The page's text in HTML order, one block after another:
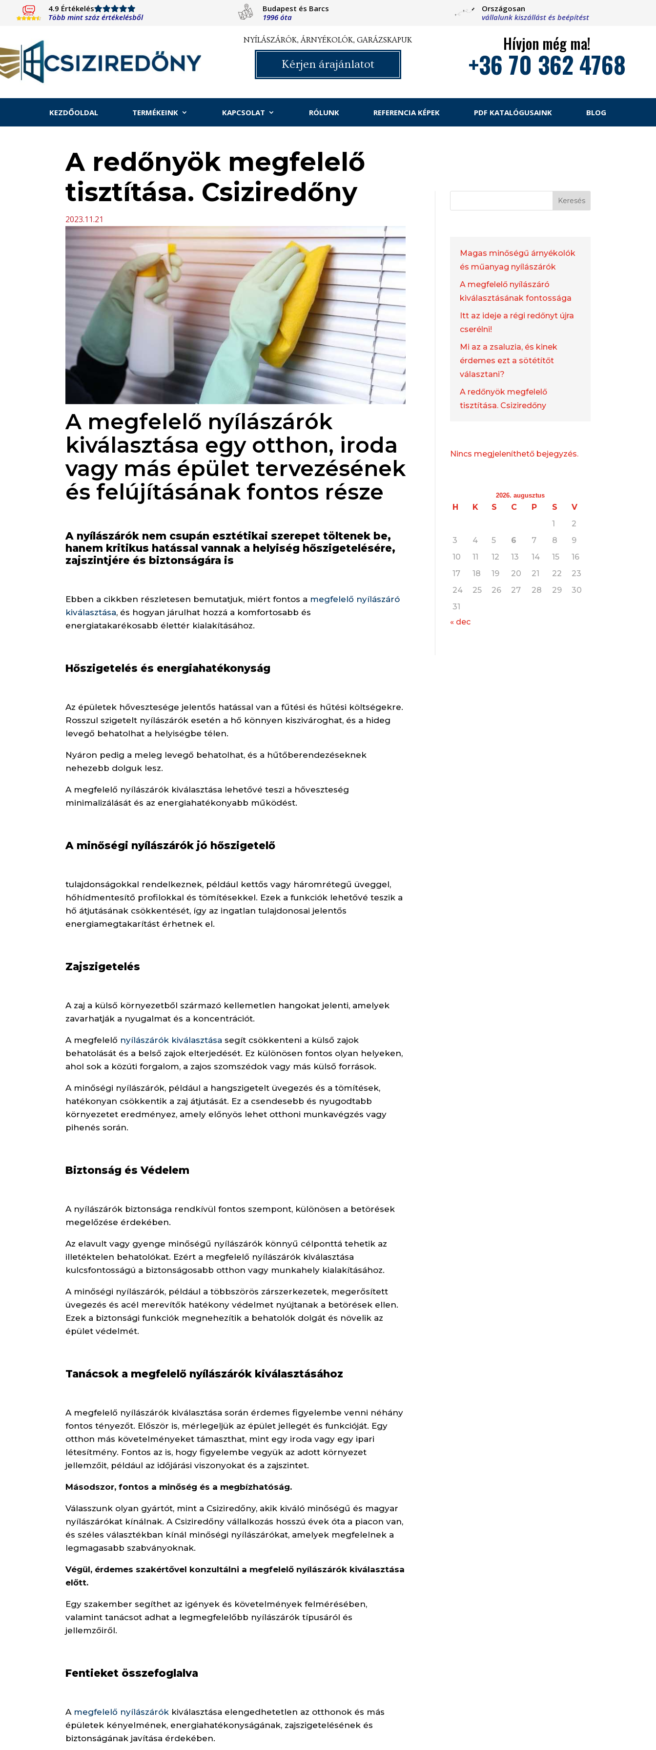
4.9 Értékelés
Több mint száz értékelésből
Budapest és Barcs
1996 óta
Országosan
vállalunk kiszállást és beépítést
NYÍLÁSZÁRÓK, ÁRNYÉKOLÓK, GARÁZSKAPUK
Kérjen árajánlatot
Hívjon még ma!
+36 70 362 4768
KEZDŐOLDAL TERMÉKEINK KAPCSOLAT RÓLUNK REFERENCIA KÉPEK PDF KATALÓGUSAINK BLOG
A redőnyök megfelelő
tisztítása. Csiziredőny
2023.11.21
A megfelelő nyílászárók
kiválasztása egy otthon, iroda
vagy más épület tervezésének
és felújításának fontos része
A nyílászárók nem csupán esztétikai szerepet töltenek be,
hanem kritikus hatással vannak a helyiség hőszigetelésére,
zajszintjére és biztonságára is
Ebben a cikkben részletesen bemutatjuk, miért fontos a megfelelő nyílászáró
kiválasztása, és hogyan járulhat hozzá a komfortosabb és
energiatakarékosabb élettér kialakításához.
Hőszigetelés és energiahatékonyság
Az épületek hővesztesége jelentős hatással van a fűtési és hűtési költségekre.
Rosszul szigetelt nyílászárók esetén a hő könnyen kiszivároghat, és a hideg
levegő behatolhat a helyiségbe télen.
Nyáron pedig a meleg levegő behatolhat, és a hűtőberendezéseknek
nehezebb dolguk lesz.
A megfelelő nyílászárók kiválasztása lehetővé teszi a hőveszteség
minimalizálását és az energiahatékonyabb működést.
A minőségi nyílászárók jó hőszigetelő
tulajdonságokkal rendelkeznek, például kettős vagy háromrétegű üveggel,
hőhídmentesítő profilokkal és tömítésekkel. Ezek a funkciók lehetővé teszik a
hő átjutásának csökkentését, így az ingatlan tulajdonosai jelentős
energiamegtakarítást érhetnek el.
Zajszigetelés
A zaj a külső környezetből származó kellemetlen hangokat jelenti, amelyek
zavarhatják a nyugalmat és a koncentrációt.
A megfelelő nyílászárók kiválasztása segít csökkenteni a külső zajok
behatolását és a belső zajok elterjedését. Ez különösen fontos olyan helyeken,
ahol sok a közúti forgalom, a zajos szomszédok vagy más külső források.
A minőségi nyílászárók, például a hangszigetelt üvegezés és a tömítések,
hatékonyan csökkentik a zaj átjutását. Ez a csendesebb és nyugodtabb
környezetet eredményez, amely előnyös lehet otthoni munkavégzés vagy
pihenés során.
Biztonság és Védelem
A nyílászárók biztonsága rendkívül fontos szempont, különösen a betörések
megelőzése érdekében.
Az elavult vagy gyenge minőségű nyílászárók könnyű célponttá tehetik az
illetéktelen behatolókat. Ezért a megfelelő nyílászárók kiválasztása
kulcsfontosságú a biztonságosabb otthon vagy munkahely kialakításához.
A minőségi nyílászárók, például a többszörös zárszerkezetek, megerősített
üvegezés és acél merevítők hatékony védelmet nyújtanak a betörések ellen.
Ezek a biztonsági funkciók megnehezítik a behatolók dolgát és növelik az
épület védelmét.
Tanácsok a megfelelő nyílászárók kiválasztásához
A megfelelő nyílászárók kiválasztása során érdemes figyelembe venni néhány
fontos tényezőt. Először is, mérlegeljük az épület jellegét és funkcióját. Egy
otthon más követelményeket támaszthat, mint egy iroda vagy egy ipari
létesítmény. Fontos az is, hogy figyelembe vegyük az adott környezet
jellemzőit, például az időjárási viszonyokat és a zajszintet.
Másodszor, fontos a minőség és a megbízhatóság.
Válasszunk olyan gyártót, mint a Csiziredőny, akik kiváló minőségű és magyar
nyílászárókat kínálnak. A Csiziredőny vállalkozás hosszú évek óta a piacon van,
és széles választékban kínál minőségi nyílászárókat, amelyek megfelelnek a
legmagasabb szabványoknak.
Végül, érdemes szakértővel konzultálni a megfelelő nyílászárók kiválasztása
előtt.
Egy szakember segíthet az igények és követelmények felmérésében,
valamint tanácsot adhat a legmegfelelőbb nyílászárók típusáról és
jellemzőiről.
Fentieket összefoglalva
A megfelelő nyílászárók kiválasztása elengedhetetlen az otthonok és más
épületek kényelmének, energiahatékonyságának, zajszigetelésének és
biztonságának javítása érdekében.
Keresés
Magas minőségű árnyékolók
és műanyag nyílászárók
A megfelelő nyílászáró
kiválasztásának fontossága
Itt az ideje a régi redőnyt újra
cserélni!
Mi az a zsaluzia, és kinek
érdemes ezt a sötétítőt
választani?
A redőnyök megfelelő
tisztítása. Csiziredőny
Nincs megjeleníthető bejegyzés.
2026. augusztus
H K S C P S
V
1
2
3
4 5 6 7 8
9
10
11 12 13 14 15
16
17
18 19 20 21 22
23
24
25 26 27 28 29
30
31
« dec